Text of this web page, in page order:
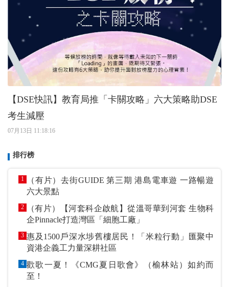
【DSE快訊】教育局推「卡關攻略」六大策略助DSE
考生減壓
07月13日 11:18:16
排行榜
1
（有片）去街GUIDE 第三期 港島電車遊 一路暢遊
六大景點
2
（有片）【河套科企啟航】從溫哥華到河套 生物科
企Pinnacle打造灣區「細胞工廠」
3 惠及1500戶深水埗舊樓居民！「米粒行動」匯聚中
資港企義工力量深耕社區
4 歡歌一夏！《CMG夏日歌會》（榆林站）如約而
至！